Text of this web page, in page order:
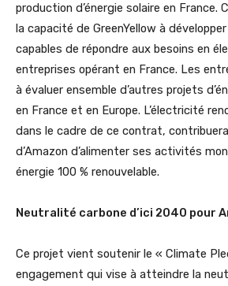
production d’énergie solaire en France.
la capacité de GreenYellow à
capables de répondre aux besoins en
entreprises opérant en France. Les
à évaluer ensemble d’autres projets
en France et en Europe. L’électricité
dans le cadre de ce contrat,
d’Amazon d’alimenter ses activités
énergie 100 % renouvelable.
Neutralité carbone d’ici 2040 pour
Ce projet vient soutenir le « Climate
engagement qui vise à atteindre la